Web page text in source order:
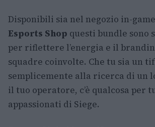
Disponibili sia nel negozio in-
Esports Shop questi bundle sono
per riflettere l’energia e il
squadre coinvolte. Che tu sia un
semplicemente alla ricerca di un
il tuo operatore, c’è qualcosa per
appassionati di Siege.